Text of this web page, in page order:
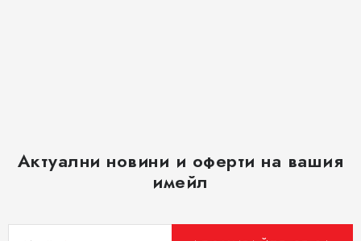
Актуални новини и оферти на вашия
имейл